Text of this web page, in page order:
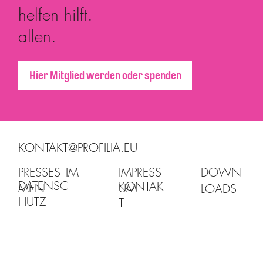
helfen hilft.
allen.
Hier Mitglied werden oder spenden
KONTAKT@PROFILIA.EU
PRESSESTIM
MEN
DOWN
LOADS
KONTAK
T
IMPRESS
UM
DATENSC
HUTZ